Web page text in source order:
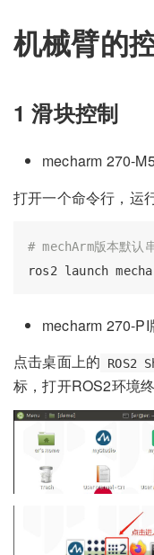
机械臂的
1 滑块控制
mecharm 270-
打开一个命令行，运
# mechArm版本默
mecharm 270-PI
点击桌面上的
ROS2
标，打开ROS2环境终